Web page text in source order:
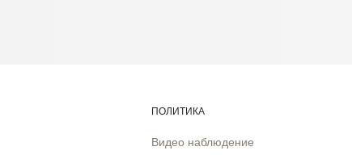
ПОЛИТИКА
Видео наблюдение